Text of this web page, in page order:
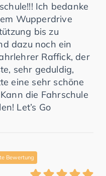
Ich bedanke
Wupperdrive
bis zu
dazu noch ein
Raffick, der
sehr geduldig,
eine sehr schöne
die Fahrschule
Let’s Go
Bewertung